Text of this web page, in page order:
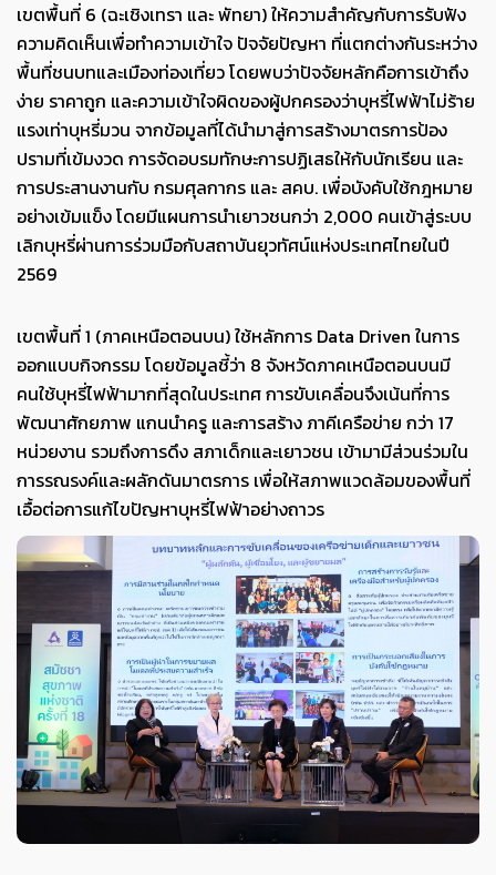
เขตพื้นที่ 6 (ฉะเชิงเทรา และ พัทยา) ให้ความสำคัญกับการรับฟัง
ความคิดเห็นเพื่อทำความเข้าใจ ปัจจัยปัญหา ที่แตกต่างกันระหว่าง
พื้นที่ชนบทและเมืองท่องเที่ยว โดยพบว่าปัจจัยหลักคือการเข้าถึง
ง่าย ราคาถูก และความเข้าใจผิดของผู้ปกครองว่าบุหรี่ไฟฟ้าไม่ร้าย
แรงเท่าบุหรี่มวน จากข้อมูลที่ได้นำมาสู่การสร้างมาตรการป้อง
ปรามที่เข้มงวด การจัดอบรมทักษะการปฏิเสธให้กับนักเรียน และ
การประสานงานกับ กรมศุลกากร และ สคบ. เพื่อบังคับใช้กฎหมาย
อย่างเข้มแข็ง โดยมีแผนการนำเยาวชนกว่า 2,000 คนเข้าสู่ระบบ
เลิกบุหรี่ผ่านการร่วมมือกับสถาบันยุวทัศน์แห่งประเทศไทยในปี
2569
เขตพื้นที่ 1 (ภาคเหนือตอนบน) ใช้หลักการ Data Driven ในการ
ออกแบบกิจกรรม โดยข้อมูลชี้ว่า 8 จังหวัดภาคเหนือตอนบนมี
คนใช้บุหรี่ไฟฟ้ามากที่สุดในประเทศ การขับเคลื่อนจึงเน้นที่การ
พัฒนาศักยภาพ แกนนำครู และการสร้าง ภาคีเครือข่าย กว่า 17
หน่วยงาน รวมถึงการดึง สภาเด็กและเยาวชน เข้ามามีส่วนร่วมใน
การรณรงค์และผลักดันมาตรการ เพื่อให้สภาพแวดล้อมของพื้นที่
เอื้อต่อการแก้ไขปัญหาบุหรี่ไฟฟ้าอย่างถาวร